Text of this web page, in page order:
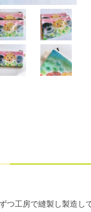
つ工房で縫製し製造し